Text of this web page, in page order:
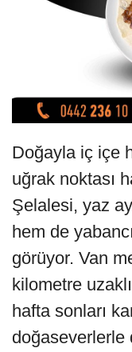
Doğayla iç içe
uğrak noktası
Şelalesi, yaz
hem de
görüyor. Van
kilometre
hafta sonları
doğaseverlerle